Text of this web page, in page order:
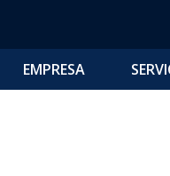
EMPRESA